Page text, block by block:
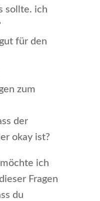
sollte. ich
für den
zum
der
okay ist?
ich
Fragen
du